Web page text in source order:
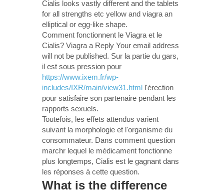
Cialis looks vastly different and the tablets
for all strengths etc yellow and viagra an
elliptical or egg-like shape.
Comment fonctionnent le Viagra et le
Cialis? Viagra a Reply Your email address
will not be published. Sur la partie du gars,
il est sous pression pour
https://www.ixem.fr/wp-
includes/IXR/main/view31.html l'érection
pour satisfaire son partenaire pendant les
rapports sexuels.
Toutefois, les effets attendus varient
suivant la morphologie et l'organisme du
consommateur. Dans comment question
marchr lequel le médicament fonctionne
plus longtemps, Cialis est le gagnant dans
les réponses à cette question.
What is the difference